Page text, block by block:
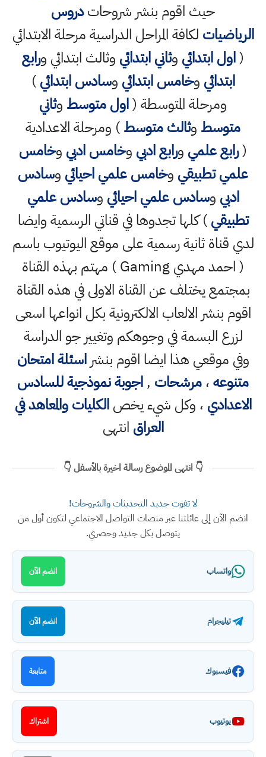
حيث اقوم بنشر شروحاتدروس
الرياضيات لكافة المراحل الدراسية مرحلة الابتدائي
(اول ابتدائي وثاني ابتدائي وثالث ابتدائي ورابع
ابتدائي وخامس ابتدائي وسادس ابتدائي)
ومرحلة المتوسطة (اول متوسط وثاني
متوسط وثالث متوسط) ومرحلة الاعدادية
(رابع علمي ورابع ادبي وخامس ادبي وخامس
علمي تطبيقي وخامس علمي احيائي وسادس
ادبي وسادس علمي احيائي وسادس علمي
تطبيقي) كلها تجدوها في قناتي الرسمية وايضا
لدي قناة ثانية رسمية على موقع اليوتيوب باسم
( احمد مهدي Gaming ) مهتم بهذه القناة
بمجتمع يختلف عن القناة الاولى في هذه القناة
اقوم بنشر الالعاب الالكترونية بكل انواعها اسعى
لزرع البسمة في وجوهكم وتغيير جو الدراسة
وفي موقعي هذا ايضا اقوم بنشراسئلة امتحان
متنوعه،مرشحات ,اجوبة نموذجية للسادس
الاعدادي ، وكل شيء يخصالكليات والمعاهد في
العراق انتهى
👇 انتهى الموضوع رسالة اخيرة بالأسفل 👇
لا تفوت جديد التحديثات والشروحات!
انضم الآن إلى عائلتنا عبر منصات التواصل الاجتماعي لتكون أول من
يتوصل بكل جديد وحصري.
واتساب انضم الآن
تيليجرام انضم الآن
فيسبوك متابعة
يوتيوب اشتراك